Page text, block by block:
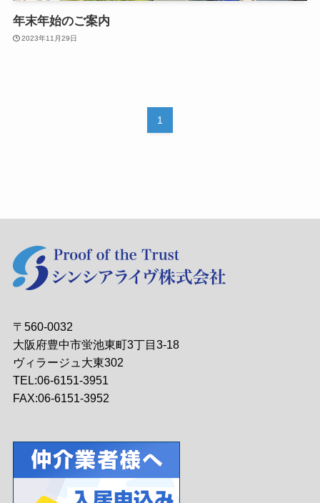
年末年始のご案内
2023年11月29日
1
〒560-0032
大阪府豊中市蛍池東町3丁目3-18
ヴィラージュ大東302
TEL:06-6151-3951
FAX:06-6151-3952